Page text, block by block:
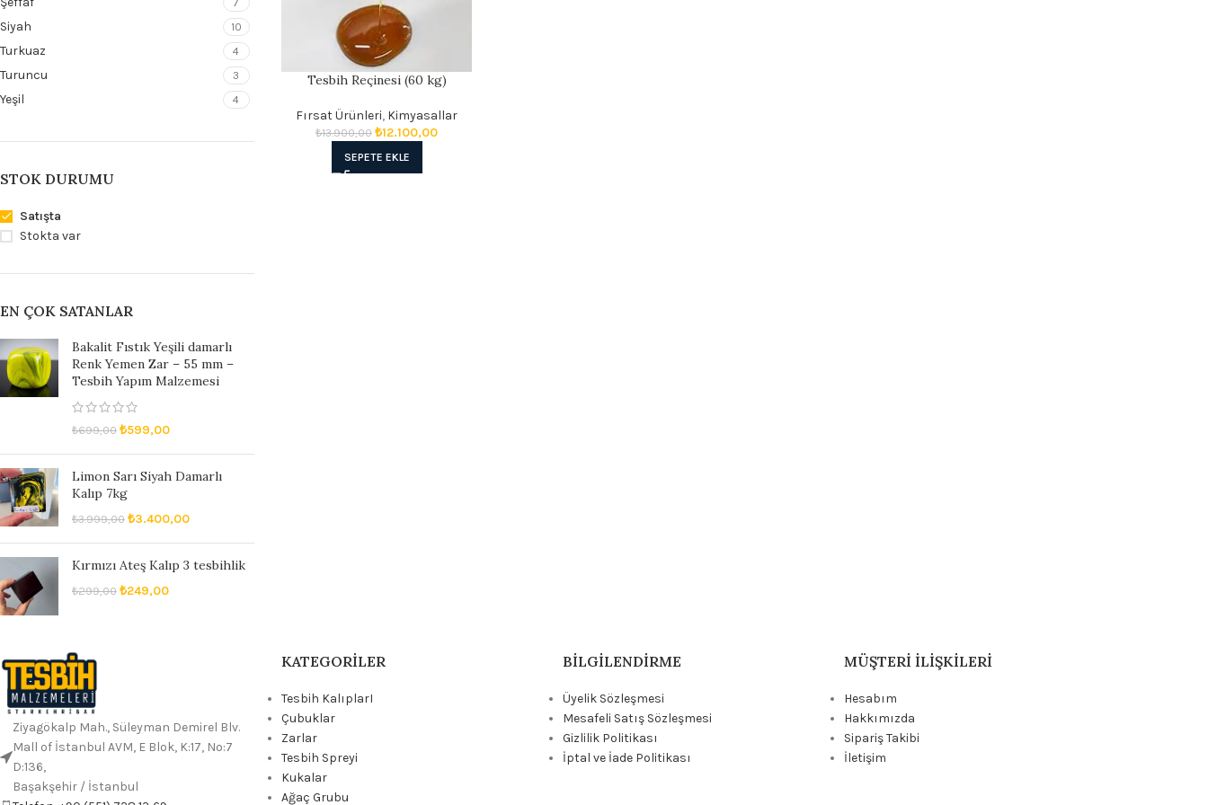
7
Siyah 10
Turkuaz 4
Turuncu 3
Yeşil 4
STOK DURUMU
Satışta
Stokta var
EN ÇOK SATANLAR
Bakalit Fıstık Yeşili damarlı
Renk Yemen Zar – 55 mm –
Tesbih Yapım Malzemesi
₺699,00 ₺599,00
Limon Sarı Siyah Damarlı
Kalıp 7kg
₺3.999,00 ₺3.400,00
Kırmızı Ateş Kalıp 3 tesbihlik
₺299,00 ₺249,00
Tesbih Reçinesi (60 kg)
Fırsat Ürünleri, Kimyasallar
₺13.900,00 ₺12.100,00
SEPETE EKLE
Ziyagökalp Mah., Süleyman Demirel Blv.
Mall of İstanbul AVM, E Blok, K:17, No:7
D:136,
Başakşehir / İstanbul
KATEGORILER
Tesbih KalıplarI
Çubuklar
Zarlar
Tesbih Spreyi
Kukalar
Ağaç Grubu
BILGILENDIRME
Üyelik Sözleşmesi
Mesafeli Satış Sözleşmesi
Gizlilik Politikası
İptal ve İade Politikası
MÜŞTERI İLIŞKILERI
Hesabım
Hakkımızda
Sipariş Takibi
İletişim